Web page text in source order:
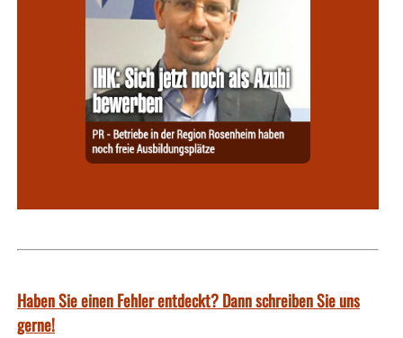
Haben Sie einen Fehler entdeckt? Dann schreiben Sie uns
gerne!